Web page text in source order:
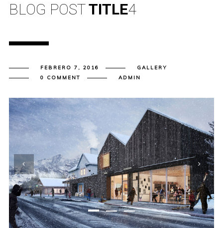
BLOG POSTTITLE4
FEBRERO 7, 2016
GALLERY
0 COMMENT
ADMIN